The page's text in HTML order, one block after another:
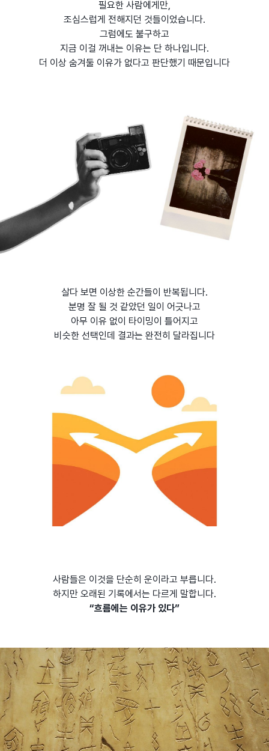
필요한 사람에게만,
조심스럽게 전해지던 것들이었습니다.
그럼에도 불구하고
지금 이걸 꺼내는 이유는 단 하나입니다.
더 이상 숨겨둘 이유가 없다고 판단했기 때문입니다
살다 보면 이상한 순간들이 반복됩니다.
분명 잘 될 것 같았던 일이 어긋나고
아무 이유 없이 타이밍이 틀어지고
비슷한 선택인데 결과는 완전히 달라집니다
사람들은 이것을 단순히 운이라고 부릅니다.
하지만 오래된 기록에서는 다르게 말합니다.
“흐름에는 이유가 있다”